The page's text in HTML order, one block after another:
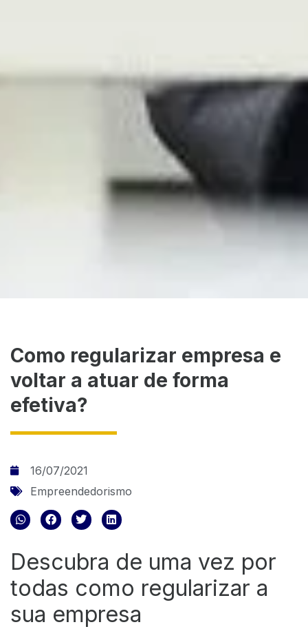
Como regularizar empresa e
voltar a atuar de forma
efetiva?
16/07/2021
Empreendedorismo
Descubra de uma vez por
todas como regularizar a
sua empresa